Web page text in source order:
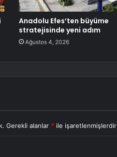
Anadolu Efes’ten büyüme
stratejisinde yeni adım
Ağustos 4, 2026
Gerekli alanlar * ile işaretlenmişlerdir